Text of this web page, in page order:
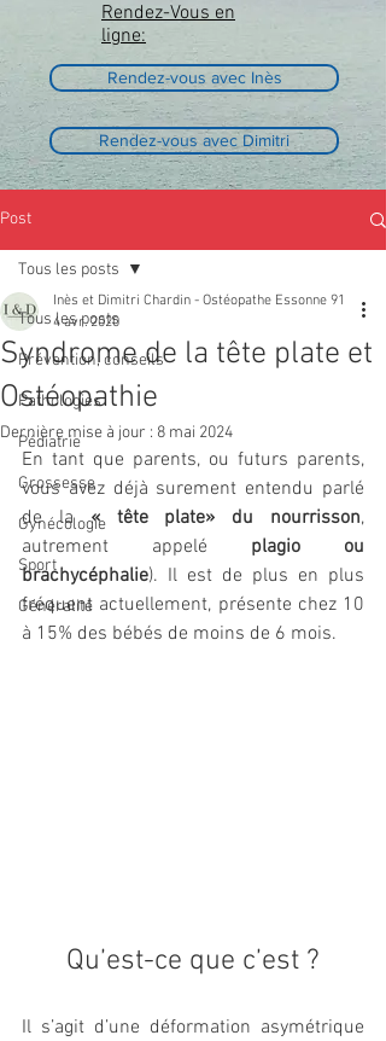
Rendez-Vous en
ligne:
Rendez-vous avec Inès
Rendez-vous avec Dimitri
Post
Tous les posts
Prévention, conseils
Pathologies
Pédiatrie
Grossesse
Gynécologie
Sport
Généralité
Tous les posts
Syndrome de la tête plate et
Ostéopathie
Inès et Dimitri Chardin - Ostéopathe Essonne 91
4 avr. 2020
Dernière mise à jour : 8 mai 2024
En tant que parents, ou futurs parents,
vous avez déjà surement entendu parlé
de la « tête plate» du nourrisson,
autrement appelé plagio ou
brachycéphalie). Il est de plus en plus
fréquent actuellement, présente chez 10
à 15% des bébés de moins de 6 mois.
Qu’est-ce que c’est ?
Il s’agit d’une déformation asymétrique